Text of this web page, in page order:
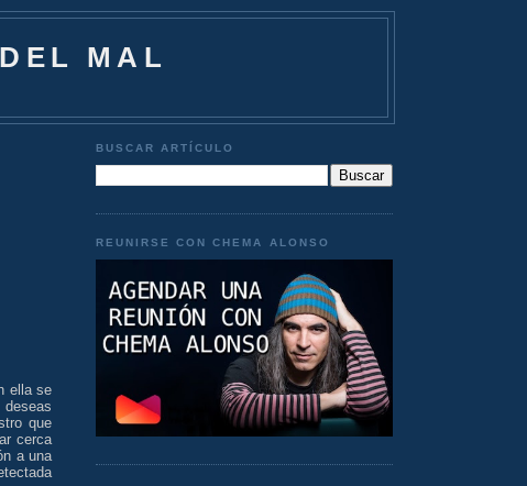
MAL
ella se
que
cerca
a una
BUSCAR ARTÍCULO
REUNIRSE CON CHEMA ALONSO